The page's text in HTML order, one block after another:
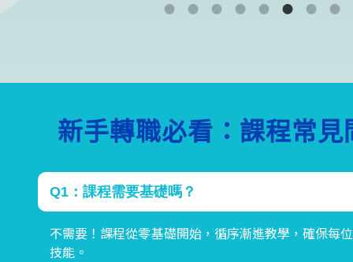
新手轉職必看：課程常見
Q1：課程需要基礎嗎？
不需要！課程從零基礎開始，循序漸進教學，確保每
技能。